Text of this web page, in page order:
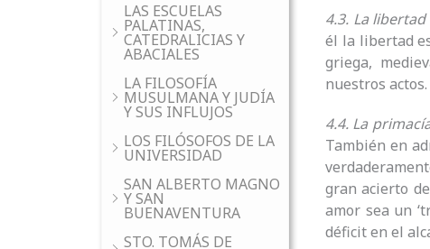
LAS ESCUELAS
PALATINAS,
CATEDRALICIAS Y
ABACIALES
LA FILOSOFÍA
MUSULMANA Y JUDÍA
Y SUS INFLUJOS
LOS FILÓSOFOS DE LA
UNIVERSIDAD
SAN ALBERTO MAGNO
Y SAN
BUENAVENTURA
STO. TOMÁS DE
4.3. La
él la libertad
griega,
nuestros
4.4. La
También en
gran acierto
amor sea un
déficit en el